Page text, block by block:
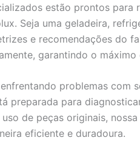
estão prontos para
Seja uma geladeira,
e recomendações do
garantindo o máximo
problemas com
preparada para
de peças originais,
eficiente e duradoura.